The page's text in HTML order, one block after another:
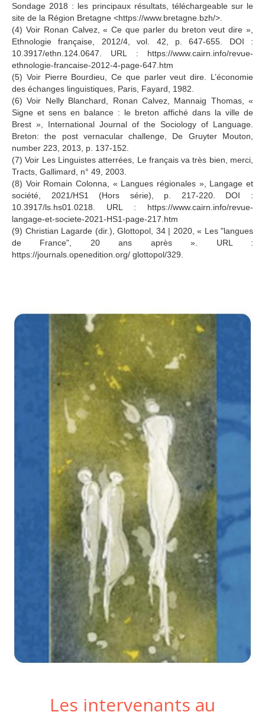
Sondage 2018 : les principaux résultats, téléchargeable sur le
site de la Région Bretagne <https://www.bretagne.bzh/>.
(4) Voir Ronan Calvez, « Ce que parler du breton veut dire »,
Ethnologie française, 2012/4, vol. 42, p. 647-655. DOI :
10.3917/ethn.124.0647. URL : https://www.cairn.info/revue-
ethnologie-francaise-2012-4-page-647.htm
(5) Voir Pierre Bourdieu, Ce que parler veut dire. L’économie
des échanges linguistiques, Paris, Fayard, 1982.
(6) Voir Nelly Blanchard, Ronan Calvez, Mannaig Thomas, «
Signe et sens en balance : le breton affiché dans la ville de
Brest », International Journal of the Sociology of Language.
Breton: the post vernacular challenge, De Gruyter Mouton,
number 223, 2013, p. 137-152.
(7) Voir Les Linguistes atterrées, Le français va très bien, merci,
Tracts, Gallimard, n° 49, 2003.
(8) Voir Romain Colonna, « Langues régionales », Langage et
société, 2021/HS1 (Hors série), p. 217-220. DOI :
10.3917/ls.hs01.0218. URL : https://www.cairn.info/revue-
langage-et-societe-2021-HS1-page-217.htm
(9) Christian Lagarde (dir.), Glottopol, 34 | 2020, « Les "langues
de France", 20 ans après ». URL :
https://journals.openedition.org/ glottopol/329.
Les intervenants au